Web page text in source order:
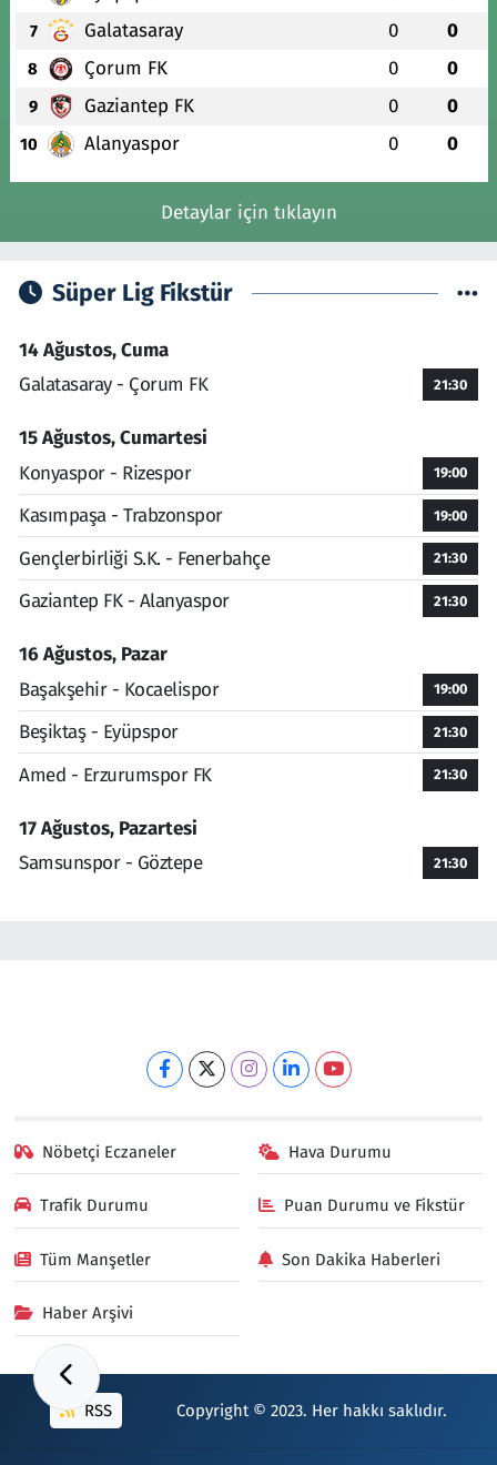
7 Galatasaray 0 0
8 Çorum FK 0 0
9 Gaziantep FK 0 0
10 Alanyaspor 0 0
Detaylar için tıklayın
Süper Lig Fikstür
14 Ağustos, Cuma
Galatasaray - Çorum FK
21:30
15 Ağustos, Cumartesi
Konyaspor - Rizespor
19:00
Kasımpaşa - Trabzonspor 19:00
Gençlerbirliği S.K. - Fenerbahçe 21:30
Gaziantep FK - Alanyaspor 21:30
16 Ağustos, Pazar
Başakşehir - Kocaelispor
19:00
Beşiktaş - Eyüpspor 21:30
Amed - Erzurumspor FK 21:30
17 Ağustos, Pazartesi
Samsunspor - Göztepe
21:30
Nöbetçi Eczaneler Hava Durumu
Trafik Durumu Puan Durumu ve Fikstür
Tüm Manşetler Son Dakika Haberleri
Haber Arşivi
RSS Copyright © 2023. Her hakkı saklıdır.